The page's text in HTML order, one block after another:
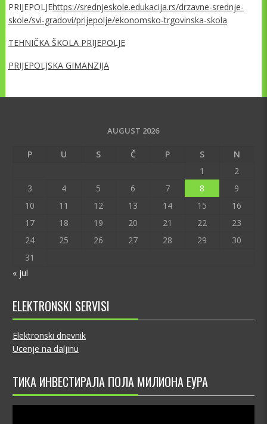
PRIJEPOLJEhttps://srednjeskole.edukacija.rs/drzavne-srednje-
skole/svi-gradovi/prijepolje/ekonomsko-trgovinska-skola
TEHNIČKA ŠKOLA PRIJEPOLJE
PRIJEPOLJSKA GIMANZIJA
AUGUST 2026
P U S Č P S
N
1
2
3
4 5 6 7 8
9
10
11 12 13 14 15
16
17
18 19 20 21 22
23
24
25 26 27 28 29
30
31
« jul
ELEKTRONSKI SERVISI
Elektronski dnevnik
Ucenje na daljinu
ТИКА ИНВЕСТИРАЛА ПОЛА МИЛИОНА ЕУРА